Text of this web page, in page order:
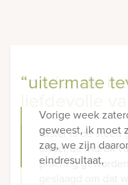
“uitermate
Vorige week
geweest, ik moet
zag, we zijn
eindresultaat,
“onder de
liefdevolle
Gister is de steen
onder de indruk
prachtig